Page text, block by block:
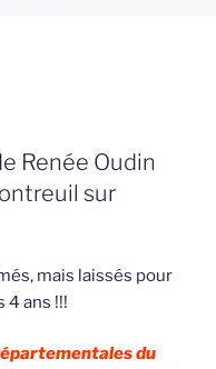
Renée Oudin
sur
mais laissés pour
4 ans !!!
du